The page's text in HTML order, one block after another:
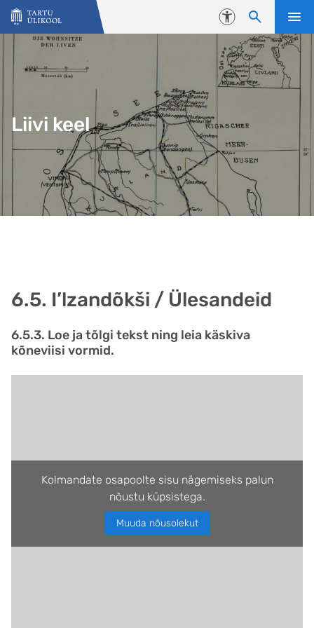
Liigu edasi põhisisu juurde
Juurdepääsetavus
Liivi keel
6.5. I’lzandõkši / Ülesandeid
6.5.3. Loe ja tõlgi tekst ning leia käskiva
kõneviisi vormid.
Kolmandate osapoolte sisu nägemiseks palun
nõustu küpsistega.
Muuda nõusolekut